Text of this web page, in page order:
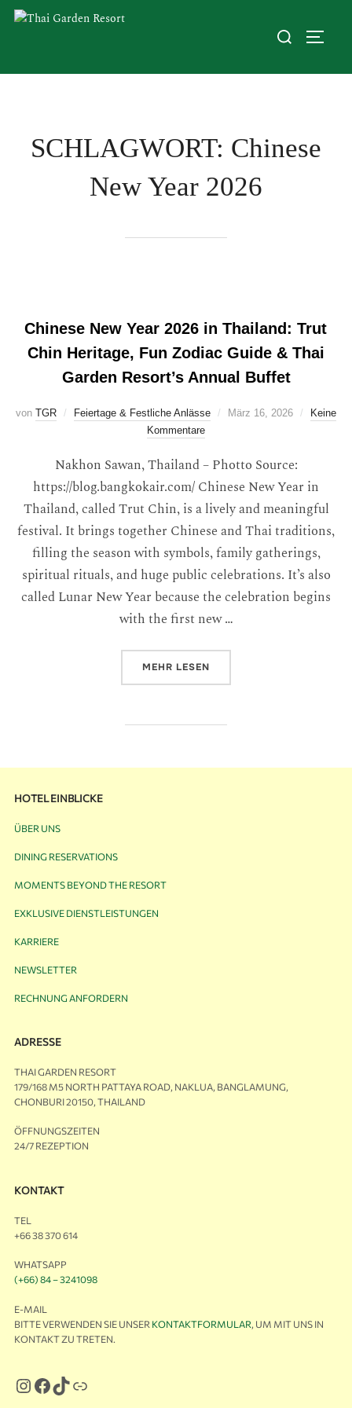
SCHLAGWORT: Chinese
New Year 2026
Chinese New Year 2026 in Thailand: Trut
Chin Heritage, Fun Zodiac Guide & Thai
Garden Resort’s Annual Buffet
von TGR Feiertage & Festliche Anlässe März 16, 2026
Keine
Kommentare
Nakhon Sawan, Thailand – Photto Source:
https://blog.bangkokair.com/ Chinese New Year in
Thailand, called Trut Chin, is a lively and meaningful
festival. It brings together Chinese and Thai traditions,
filling the season with symbols, family gatherings,
spiritual rituals, and huge public celebrations. It’s also
called Lunar New Year because the celebration begins
with the first new …
MEHR LESEN
HOTEL EINBLICKE
ÜBER UNS
DINING RESERVATIONS
MOMENTS BEYOND THE RESORT
EXKLUSIVE DIENSTLEISTUNGEN
KARRIERE
NEWSLETTER
RECHNUNG ANFORDERN
ADRESSE
THAI GARDEN RESORT
179/168 M5 NORTH PATTAYA ROAD, NAKLUA, BANGLAMUNG,
CHONBURI 20150, THAILAND
ÖFFNUNGSZEITEN
24/7 REZEPTION
KONTAKT
TEL
+66 38 370 614
WHATSAPP
(+66) 84 – 3241098
E-MAIL
BITTE VERWENDEN SIE UNSER KONTAKTFORMULAR , UM MIT UNS IN
KONTAKT ZU TRETEN.